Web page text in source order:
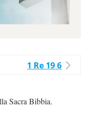
1 Re 19 6
Sacra Bibbia.